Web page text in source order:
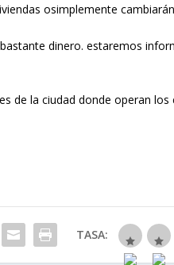
osimplemente
dinero. estaremos
de la ciudad donde operan los
TASA: